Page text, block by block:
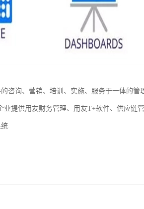
咨询、营销、培训、实施、服务于一体的管
业提供用友财务管理、用友T+软件、供应链
.